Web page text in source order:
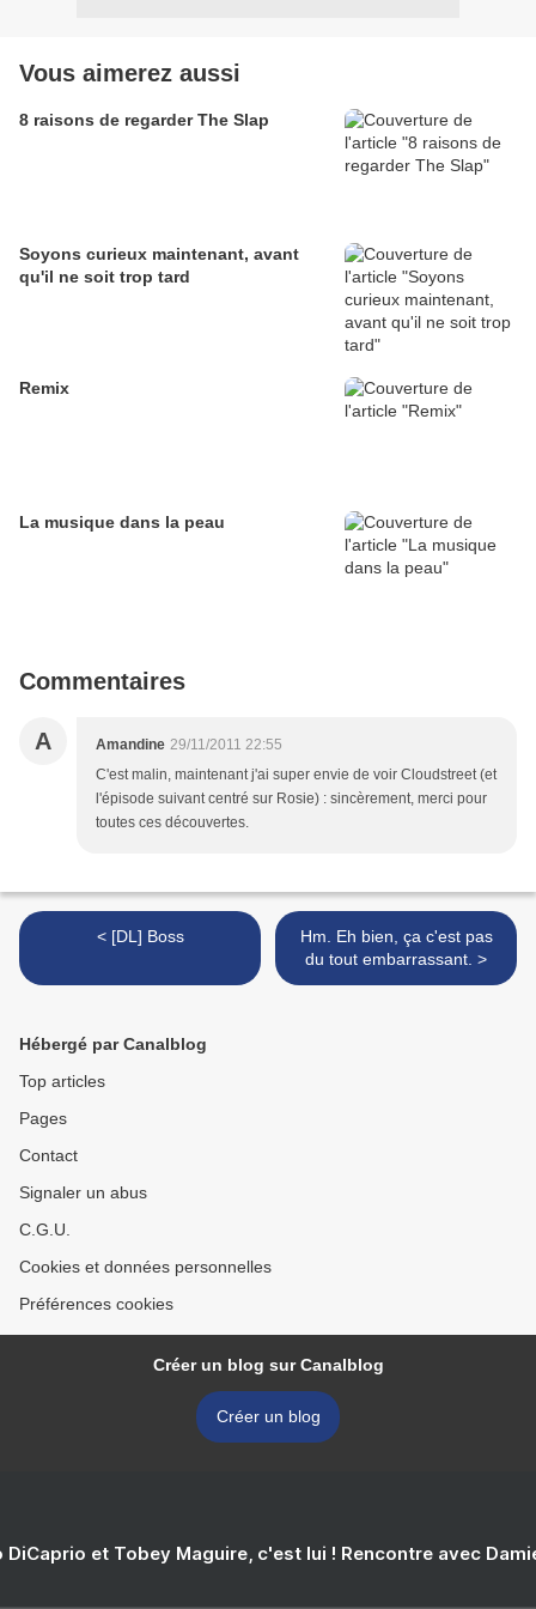
Vous aimerez aussi
8 raisons de regarder The Slap
Soyons curieux maintenant, avant
qu'il ne soit trop tard
Remix
La musique dans la peau
Commentaires
A Amandine 29/11/2011 22:55
C'est malin, maintenant j'ai super envie de voir Cloudstreet (et
l'épisode suivant centré sur Rosie) : sincèrement, merci pour
toutes ces découvertes.
< [DL] Boss
Hm. Eh bien, ça c'est pas
du tout embarrassant. >
Hébergé par Canalblog
Top articles
Pages
Contact
Signaler un abus
C.G.U.
Cookies et données personnelles
Préférences cookies
Créer un blog sur Canalblog
Créer un blog
DiCaprio et Tobey Maguire, c'est lui ! Rencontre avec